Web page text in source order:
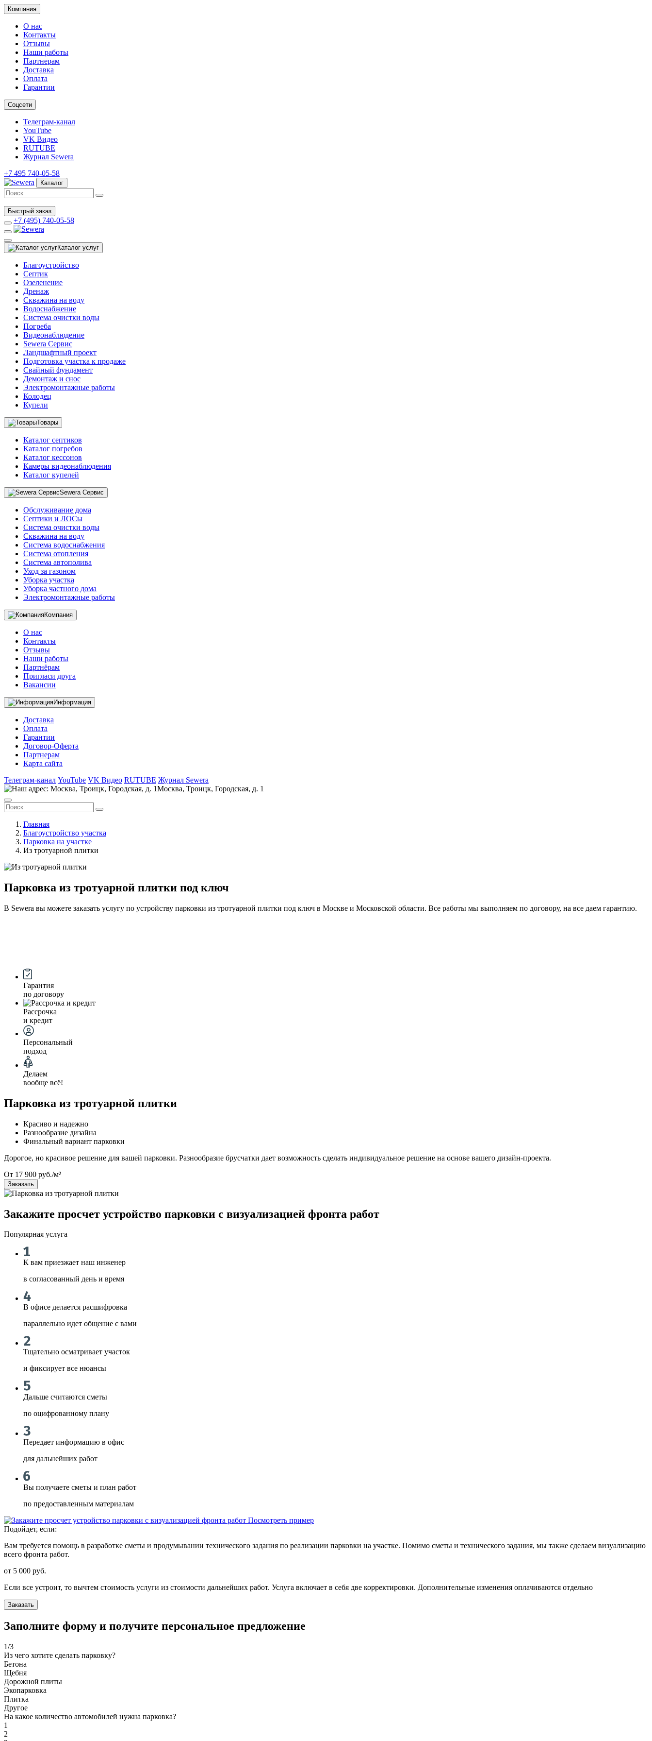
Компания
О нас
Контакты
Отзывы
Наши работы
Партнерам
Доставка
Оплата
Гарантии
Соцсети
Телеграм-канал
YouTube
VK Видео
RUTUBE
Журнал Sewera
+7 495 740-05-58
Каталог
Быстрый заказ
+7 (495) 740-05-58
Каталог услуг
Благоустройство
Септик
Озеленение
Дренаж
Скважина на воду
Водоснабжение
Система очистки воды
Погреба
Видеонаблюдение
Sewera Сервис
Ландшафтный проект
Подготовка участка к продаже
Свайный фундамент
Демонтаж и снос
Электромонтажные работы
Колодец
Купели
Товары
Каталог септиков
Каталог погребов
Каталог кессонов
Камеры видеонаблюдения
Каталог купелей
Sewera Сервис
Обслуживание дома
Септики и ЛОСы
Система очистки воды
Скважина на воду
Система водоснабжения
Система отопления
Система автополива
Уход за газоном
Уборка участка
Уборка частного дома
Электромонтажные работы
Компания
О нас
Контакты
Отзывы
Наши работы
Партнёрам
Пригласи друга
Вакансии
Информация
Доставка
Оплата
Гарантии
Договор-Оферта
Партнерам
Карта сайта
Телеграм-канал YouTube VK Видео RUTUBE Журнал Sewera
Москва, Троицк, Городская, д. 1
Главная
Благоустройство участка
Парковка на участке
Из тротуарной плитки
Парковка из тротуарной плитки под ключ
В Sewera вы можете заказать услугу по устройству парковки из тротуарной плитки под ключ в Москве и Московской области. Все работы мы выполняем по договору, на все даем гарантию.
Гарантия
по договору
Рассрочка
и кредит
Персональный
подход
Делаем
вообще всё!
Парковка из тротуарной плитки
Красиво и надежно
Разнообразие дизайна
Финальный вариант парковки
Дорогое, но красивое решение для вашей парковки. Разнообразие брусчатки дает возможность сделать индивидуальное решение на основе вашего дизайн-проекта.
От 17 900 руб./м²
Заказать
Закажите просчет устройство парковки с визуализацией фронта работ
Популярная услуга
К вам приезжает наш инженер
в согласованный день и время
В офисе делается расшифровка
параллельно идет общение с вами
Тщательно осматривает участок
и фиксирует все нюансы
Дальше считаются сметы
по оцифрованному плану
Передает информацию в офис
для дальнейших работ
Вы получаете сметы и план работ
по предоставленным материалам
Посмотреть пример
Подойдет, если:
Вам требуется помощь в разработке сметы и продумывании технического задания по реализации парковки на участке. Помимо сметы и технического задания, мы также сделаем визуализацию
всего фронта работ.
от 5 000 руб.
Если все устроит, то вычтем стоимость услуги из стоимости дальнейших работ. Услуга включает в себя две корректировки. Дополнительные изменения оплачиваются отдельно
Заказать
Заполните форму и получите персональное предложение
1/3
Из чего хотите сделать парковку?
Бетона
Щебня
Дорожной плиты
Экопарковка
Плитка
Другое
На какое количество автомобилей нужна парковка?
1
2